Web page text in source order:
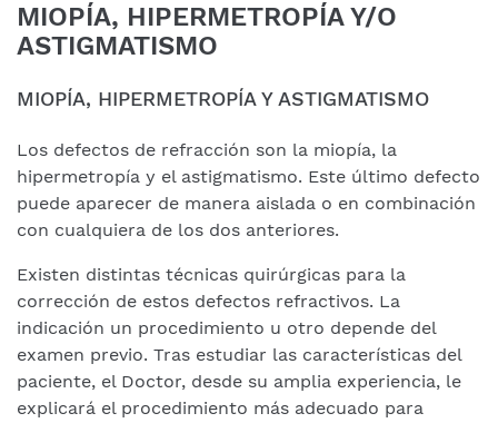
MIOPÍA, HIPERMETROPÍA Y/O
ASTIGMATISMO
MIOPÍA, HIPERMETROPÍA Y ASTIGMATISMO
Los defectos de refracción son la miopía, la
hipermetropía y el astigmatismo. Este último defecto
puede aparecer de manera aislada o en combinación
con cualquiera de los dos anteriores.
Existen distintas técnicas quirúrgicas para la
corrección de estos defectos refractivos. La
indicación un procedimiento u otro depende del
examen previo. Tras estudiar las características del
paciente, el Doctor, desde su amplia experiencia, le
explicará el procedimiento más adecuado para